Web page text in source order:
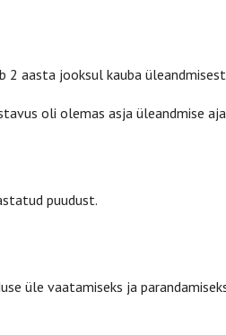
aasta jooksul kauba
oli olemas asja üleandmise
puudust.
üle vaatamiseks ja